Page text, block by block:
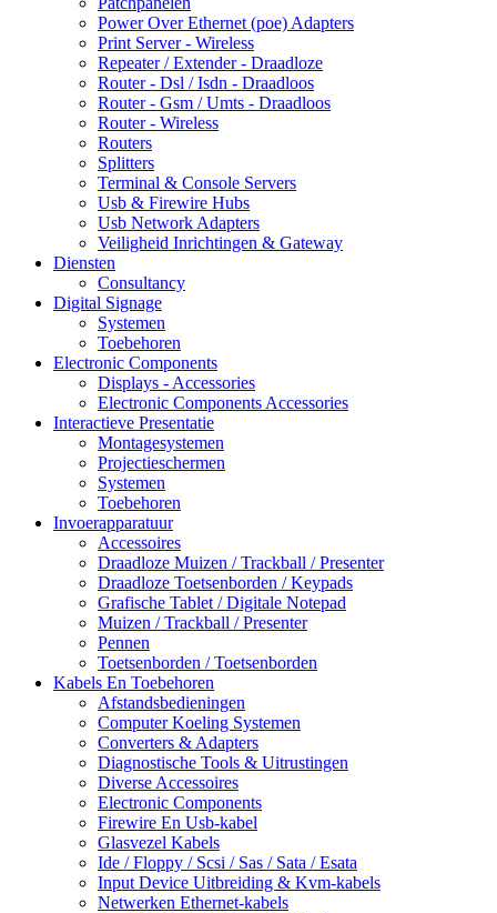
Power Over Ethernet (poe) Adapters
Print Server - Wireless
Repeater / Extender - Draadloze
Router - Dsl / Isdn - Draadloos
Router - Gsm / Umts - Draadloos
Router - Wireless
Routers
Splitters
Terminal & Console Servers
Usb & Firewire Hubs
Usb Network Adapters
Veiligheid Inrichtingen & Gateway
Diensten
Consultancy
Digital Signage
Systemen
Toebehoren
Electronic Components
Displays - Accessories
Electronic Components Accessories
Interactieve Presentatie
Montagesystemen
Projectieschermen
Systemen
Toebehoren
Invoerapparatuur
Accessoires
Draadloze Muizen / Trackball / Presenter
Draadloze Toetsenborden / Keypads
Grafische Tablet / Digitale Notepad
Muizen / Trackball / Presenter
Pennen
Toetsenborden / Toetsenborden
Kabels En Toebehoren
Afstandsbedieningen
Computer Koeling Systemen
Converters & Adapters
Diagnostische Tools & Uitrustingen
Diverse Accessoires
Electronic Components
Firewire En Usb-kabel
Glasvezel Kabels
Ide / Floppy / Scsi / Sas / Sata / Esata
Input Device Uitbreiding & Kvm-kabels
Netwerken Ethernet-kabels